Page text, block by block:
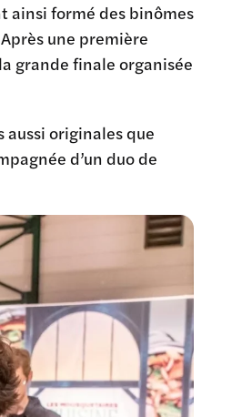
ainsi formé des binômes
une première
grande finale organisée
originales que
d’un duo de